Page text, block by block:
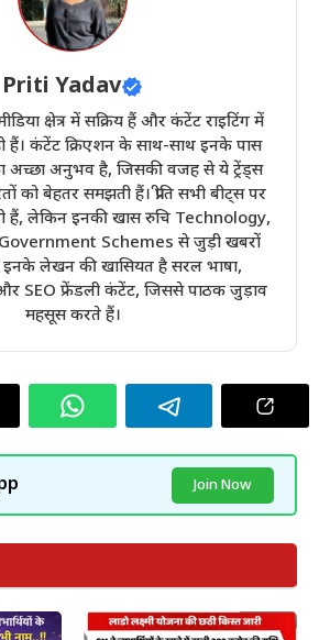
Priti Yadav
क्षेत्र में सक्रिय हैं और कंटेंट राइटिंग में
हैं। कंटेंट क्रिएशन के साथ-साथ इनके पास
अच्छा अनुभव है, जिसकी वजह से ये ट्रेंड्स
को बेहतर समझती हैं। प्रीति सभी बीट्स पर
हैं, लेकिन इनकी खास रुचि Technology,
Schemes से जुड़ी खबरों
लेखन की खासियत है सरल भाषा,
SEO फ्रेंडली कंटेंट, जिससे पाठक जुड़ाव
महसूस करते हैं।
Join Now